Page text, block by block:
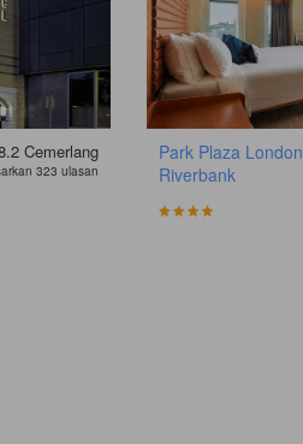
Cemerlang
323 ulasan
Park Plaza London
Riverbank